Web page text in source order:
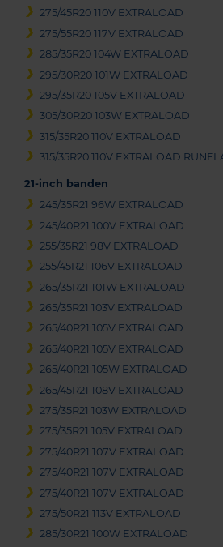
275/45R20 110V EXTRALOAD
275/55R20 117V EXTRALOAD
285/35R20 104W EXTRALOAD
295/30R20 101W EXTRALOAD
295/35R20 105V EXTRALOAD
305/30R20 103W EXTRALOAD
315/35R20 110V EXTRALOAD
315/35R20 110V EXTRALOAD
21-inch banden
245/35R21 96W EXTRALOAD
245/40R21 100V EXTRALOAD
255/35R21 98V EXTRALOAD
255/45R21 106V EXTRALOAD
265/35R21 101W EXTRALOAD
265/35R21 103V EXTRALOAD
265/40R21 105V EXTRALOAD
265/40R21 105V EXTRALOAD
265/40R21 105W EXTRALOAD
265/45R21 108V EXTRALOAD
275/35R21 103W EXTRALOAD
275/35R21 105V EXTRALOAD
275/40R21 107V EXTRALOAD
275/40R21 107V EXTRALOAD
275/40R21 107V EXTRALOAD
275/50R21 113V EXTRALOAD
285/30R21 100W EXTRALOAD